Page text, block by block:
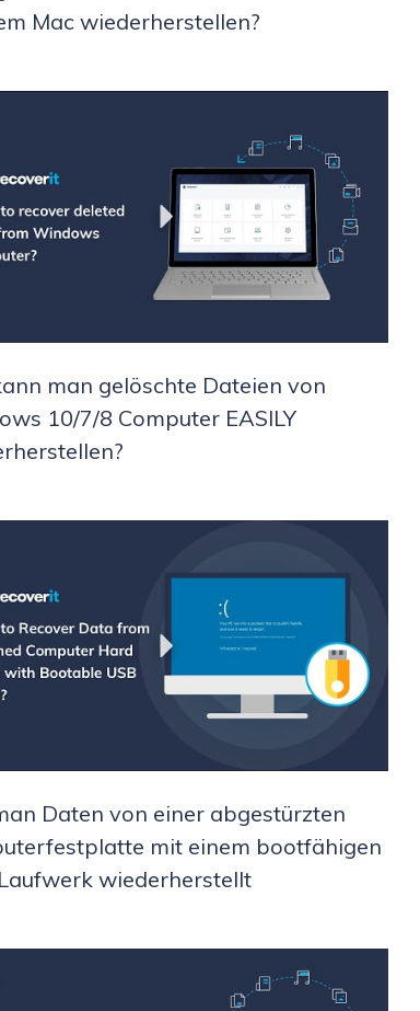
Mac wiederherstellen?
man gelöschte Dateien von
10/7/8 Computer EASILY
Daten von einer abgestürzten
mit einem bootfähigen
wiederherstellt